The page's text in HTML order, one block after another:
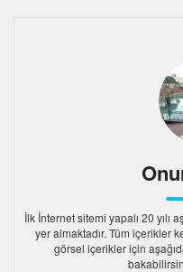
İlk İnternet sitemi yapalı 20 yılı
yer almaktadır. Tüm içerikler
görsel içerikler için